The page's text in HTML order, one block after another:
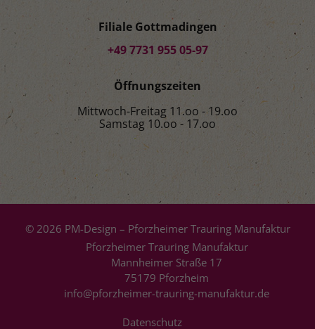
Filiale Gottmadingen
+49 7731 955 05-97
Öffnungszeiten
Mittwoch-Freitag 11.oo - 19.oo
Samstag 10.oo - 17.oo
© 2026 PM-Design – Pforzheimer Trauring Manufaktur
Pforzheimer Trauring Manufaktur
Mannheimer Straße 17
75179 Pforzheim
info@pforzheimer-trauring-manufaktur.de
Datenschutz